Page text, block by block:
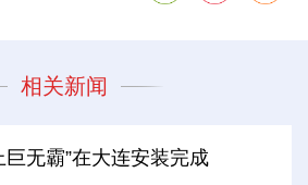
相关新闻
巨无霸”在大连安装完成